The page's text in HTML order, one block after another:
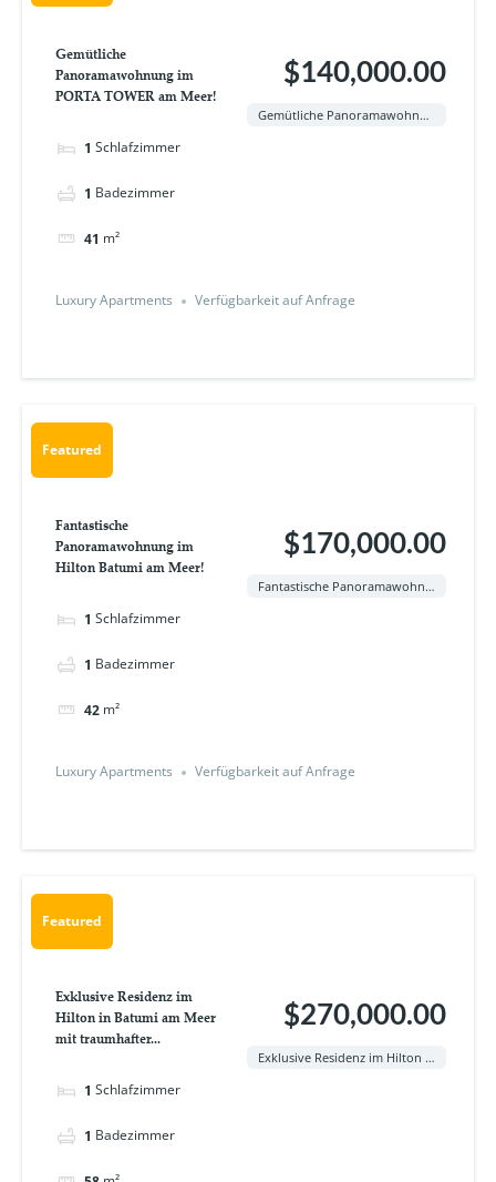
Gemütliche
Panoramawohnung im
PORTA TOWER am Meer!
1 Schlafzimmer
1 Badezimmer
41 m²
$140,000.00
Gemütliche Panoramawohnung im PORTA TOWER am Meer!
Luxury Apartments Verfügbarkeit auf Anfrage
Featured
Fantastische
Panoramawohnung im
Hilton Batumi am Meer!
1 Schlafzimmer
1 Badezimmer
42 m²
$170,000.00
Fantastische Panoramawohnung im Hilton Batumi am Meer!
Luxury Apartments Verfügbarkeit auf Anfrage
Featured
Exklusive Residenz im
Hilton in Batumi am Meer
mit traumhafter...
1 Schlafzimmer
1 Badezimmer
$270,000.00
Exklusive Residenz im Hilton in Batumi am Meer mit traumhafter Aussicht!